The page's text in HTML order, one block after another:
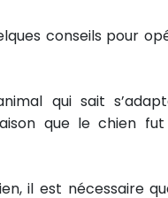
conseils pour
qui sait
que le chien
il est nécessaire